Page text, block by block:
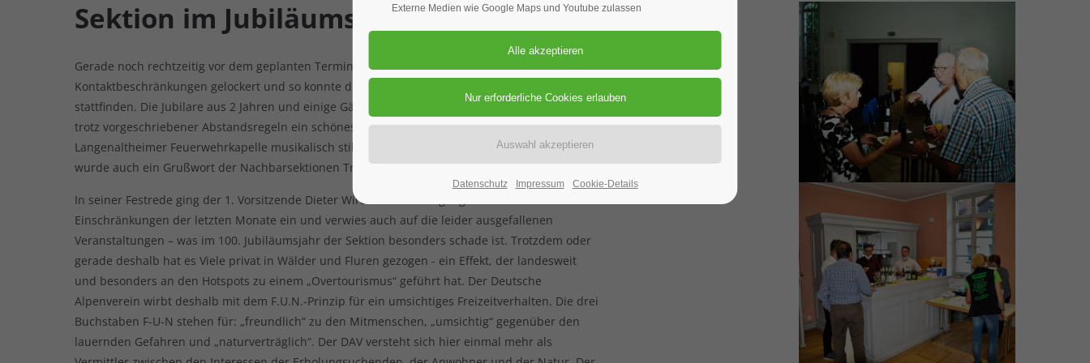
Sektion im Jubiläumsjahr mit vielen Ehrungen
Gerade noch rechtzeitig vor dem geplanten Termin wurden die Corona-bedingten
Kontaktbeschränkungen gelockert und so konnte der Edelweißabend im Wildbadsaal am 11.09.
stattfinden. Die Jubilare aus 2 Jahren und einige Gäste fanden in dem Saal genügend Platz und
trotz vorgeschriebener Abstandsregeln ein schönes Ambiente vor, welches durch das Trio der
Langenaltheimer Feuerwehrkapelle musikalisch stilvoll umrahmt wurde. Positiv aufgenommen
wurde auch ein Grußwort der Nachbarsektionen Treuchtlingen und Gunzenhausen.
In seiner Festrede ging der 1. Vorsitzende Dieter Wirth auf den Umgang der Menschen mit den
Einschränkungen der letzten Monate ein und verwies auch auf die leider ausgefallenen
Veranstaltungen – was im 100. Jubiläumsjahr der Sektion besonders schade ist. Trotzdem oder
gerade deshalb hat es Viele privat in Wälder und Fluren gezogen - ein Effekt, der landesweit
und besonders an den Hotspots zu einem „Overtourismus“ geführt hat. Der Deutsche
Alpenverein wirbt deshalb mit dem F.U.N.-Prinzip für ein umsichtiges Freizeitverhalten. Die drei
Buchstaben F-U-N stehen für: „freundlich“ zu den Mitmenschen, „umsichtig“ gegenüber den
lauernden Gefahren und „naturverträglich“. Der DAV versteht sich hier einmal mehr als
Externe Medien wie Google Maps und Youtube zulassen
Datenschutz Impressum Cookie-Details